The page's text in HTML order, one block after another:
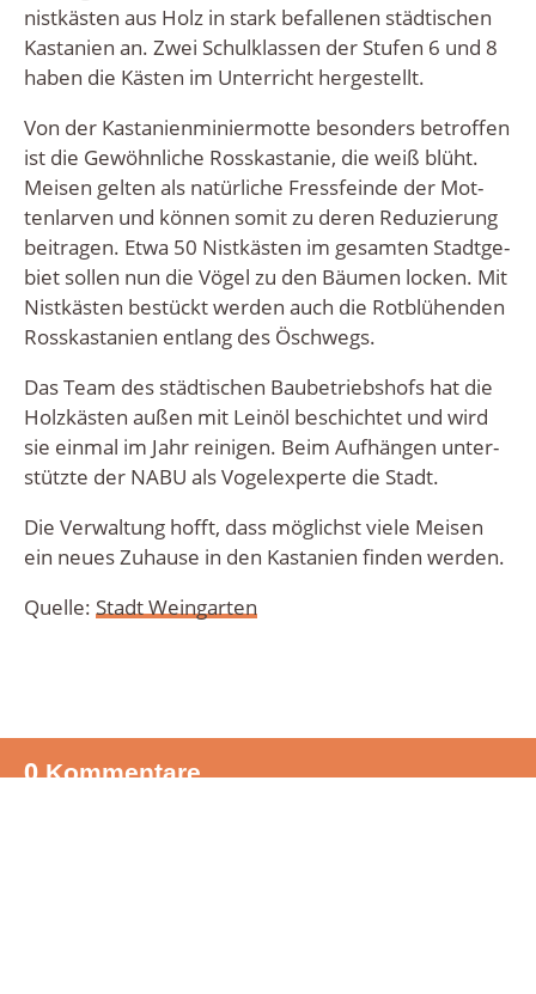
nist­käs­ten aus Holz in stark befal­le­nen städ­ti­schen
Kas­ta­ni­en an. Zwei Schul­klas­sen der Stu­fen 6 und 8
haben die Käs­ten im Unter­richt hergestellt.
Von der Kas­ta­ni­en­mi­nier­mot­te beson­ders betrof­fen
ist die Gewöhn­li­che Ross­kas­ta­nie, die weiß blüht.
Mei­sen gel­ten als natür­li­che Fress­fein­de der Mot­
ten­lar­ven und kön­nen somit zu deren Redu­zie­rung
bei­tra­gen. Etwa 50 Nist­käs­ten im gesam­ten Stadt­ge­
biet sol­len nun die Vögel zu den Bäu­men locken. Mit
Nist­käs­ten bestückt wer­den auch die Rot­blü­hen­den
Ross­kas­ta­ni­en ent­lang des Öschwegs.
Das Team des städ­ti­schen Bau­be­triebs­hofs hat die
Holz­käs­ten außen mit Lein­öl beschich­tet und wird
sie ein­mal im Jahr rei­ni­gen. Beim Auf­hän­gen unter­
stütz­te der NABU als Vogel­ex­per­te die Stadt.
Die Ver­wal­tung hofft, dass mög­lichst vie­le Mei­sen
ein neu­es Zuhau­se in den Kas­ta­ni­en fin­den werden.
Quel­le: Stadt Wein­gar­ten
0Kommentare